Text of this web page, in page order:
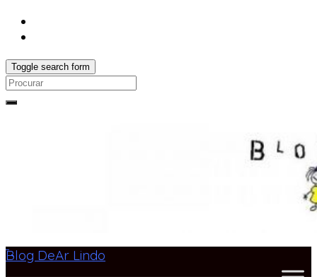
Toggle search form
Search
Blog DeAr Lindo